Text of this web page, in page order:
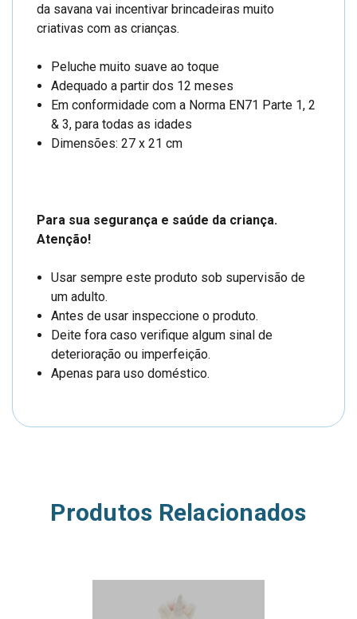
da savana vai incentivar brincadeiras muito
criativas com as crianças.
Peluche muito suave ao toque
Adequado a partir dos 12 meses
Em conformidade com a Norma EN71 Parte 1, 2
& 3, para todas as idades
Dimensões: 27 x 21 cm
Para sua segurança e saúde da criança.
Atenção!
Usar sempre este produto sob supervisão de
um adulto.
Antes de usar inspeccione o produto.
Deite fora caso verifique algum sinal de
deterioração ou imperfeição.
Apenas para uso doméstico.
Produtos Relacionados